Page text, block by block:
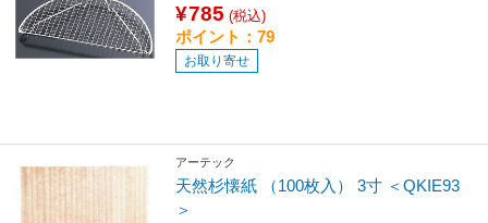
¥785 (税込)
ポイント：79
お取り寄せ
アーテック
天然杉懐紙 （100枚入） 3寸 ＜QKIE93
＞